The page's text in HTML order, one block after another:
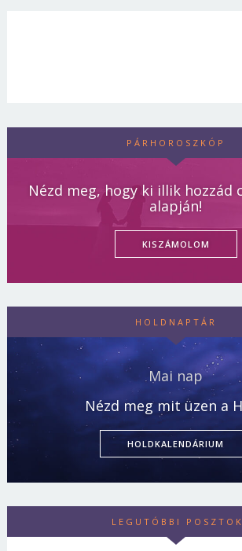
PÁRHOROSZKÓP
Nézd meg, hogy ki illik hozzád
alapján!
KISZÁMOLOM
HOLDNAPTÁR
Mai nap
Nézd meg mit üzen a
HOLDKALENDÁRIUM
LEGUTÓBBI POSZTOK